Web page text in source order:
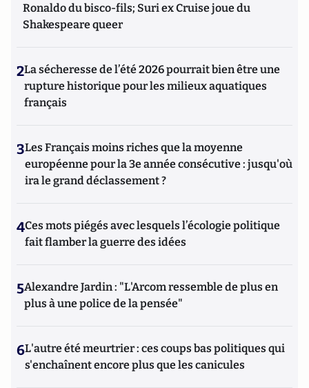
Ronaldo du bisco-fils; Suri ex Cruise joue du
Shakespeare queer
2La sécheresse de l’été 2026 pourrait bien être une
rupture historique pour les milieux aquatiques
français
3Les Français moins riches que la moyenne
européenne pour la 3e année consécutive : jusqu'où
ira le grand déclassement ?
4Ces mots piégés avec lesquels l’écologie politique
fait flamber la guerre des idées
5Alexandre Jardin : "L'Arcom ressemble de plus en
plus à une police de la pensée"
6L'autre été meurtrier : ces coups bas politiques qui
s'enchaînent encore plus que les canicules